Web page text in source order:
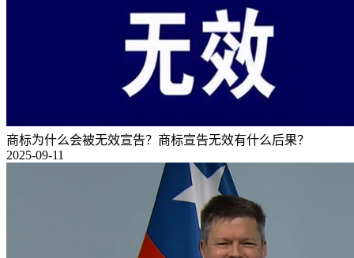
商标为什么会被无效宣告？商标宣告无效有什么后果？
2025-09-11